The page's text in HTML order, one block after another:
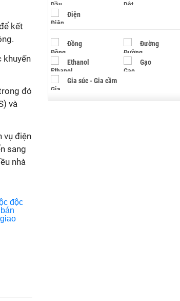
kết
khuyến
đó
và
vụ điện
sang
nhà
Điện
Đồng Đường
Ethanol Gạo
Gia súc - Gia cầm